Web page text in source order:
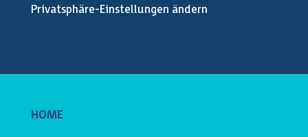
Privatsphäre-Einstellungen ändern
HOME